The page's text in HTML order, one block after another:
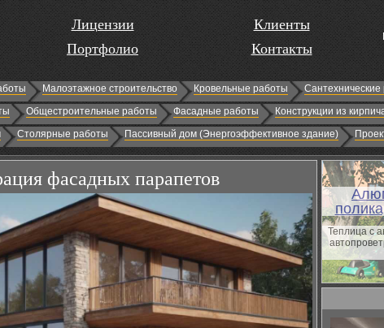
Лицензии
Портфолио
Клиенты
Контакты
Малоэтажное строительство Кровельные работы
Сантехнические
Общестроительные работы Фасадные работы
Конструкции из
Столярные работы Пассивный дом (Энергоэффективное здание)
фасадных парапетов
Теплица с